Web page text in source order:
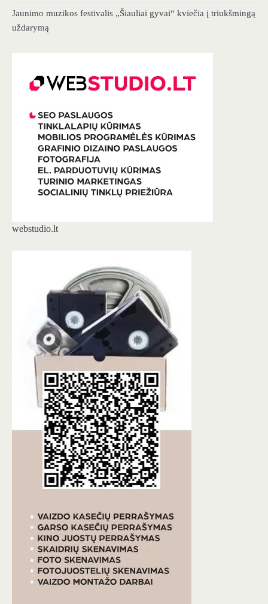
Jaunimo muzikos festivalis „Šiauliai gyvai“ kviečia į triukšmingą
uždarymą
webstudio.lt